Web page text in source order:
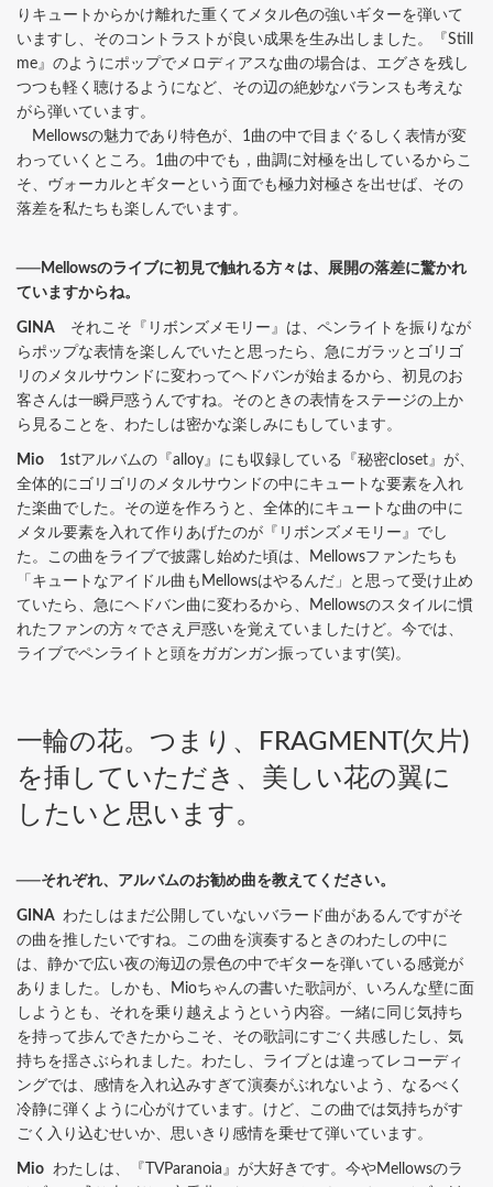
りキュートからかけ離れた重くてメタル色の強いギターを弾いて
いますし、そのコントラストが良い成果を生み出しました。『Still
me』のようにポップでメロディアスな曲の場合は、エグさを残し
つつも軽く聴けるようになど、その辺の絶妙なバランスも考えな
がら弾いています。
Mellowsの魅力であり特色が、1曲の中で目まぐるしく表情が変
わっていくところ。1曲の中でも，曲調に対極を出しているからこ
そ、ヴォーカルとギターという面でも極力対極さを出せば、その
落差を私たちも楽しんでいます。
──Mellowsのライブに初見で触れる方々は、展開の落差に驚かれ
ていますからね。
GINA それこそ『リボンズメモリー』は、ペンライトを振りなが
らポップな表情を楽しんでいたと思ったら、急にガラッとゴリゴ
リのメタルサウンドに変わってヘドバンが始まるから、初見のお
客さんは一瞬戸惑うんですね。そのときの表情をステージの上か
ら見ることを、わたしは密かな楽しみにもしています。
Mio 1stアルバムの『alloy』にも収録している『秘密closet』が、
全体的にゴリゴリのメタルサウンドの中にキュートな要素を入れ
た楽曲でした。その逆を作ろうと、全体的にキュートな曲の中に
メタル要素を入れて作りあげたのが『リボンズメモリー』でし
た。この曲をライブで披露し始めた頃は、Mellowsファンたちも
「キュートなアイドル曲もMellowsはやるんだ」と思って受け止め
ていたら、急にヘドバン曲に変わるから、Mellowsのスタイルに慣
れたファンの方々でさえ戸惑いを覚えていましたけど。今では、
ライブでペンライトと頭をガガンガン振っています(笑)。
一輪の花。つまり、FRAGMENT(欠片)
を挿していただき、美しい花の翼に
したいと思います。
──それぞれ、アルバムのお勧め曲を教えてください。
GINA わたしはまだ公開していないバラード曲があるんですがそ
の曲を推したいですね。この曲を演奏するときのわたしの中に
は、静かで広い夜の海辺の景色の中でギターを弾いている感覚が
ありました。しかも、Mioちゃんの書いた歌詞が、いろんな壁に面
しようとも、それを乗り越えようという内容。一緒に同じ気持ち
を持って歩んできたからこそ、その歌詞にすごく共感したし、気
持ちを揺さぶられました。わたし、ライブとは違ってレコーディ
ングでは、感情を入れ込みすぎて演奏がぶれないよう、なるべく
冷静に弾くように心がけています。けど、この曲では気持ちがす
ごく入り込むせいか、思いきり感情を乗せて弾いています。
Mio わたしは、『TVParanoia』が大好きです。今やMellowsのラ